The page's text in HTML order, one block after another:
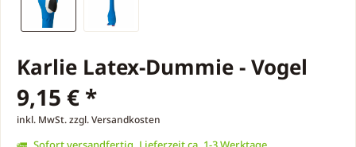
Karlie Latex-Dummie - Vogel
9,15 € *
inkl. MwSt.zzgl. Versandkosten